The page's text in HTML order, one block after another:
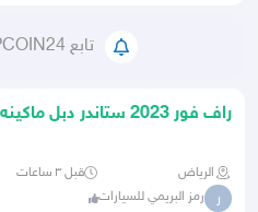
تابع 텔레@UPCOIN24
الرياض قبل ٣ ساعات
ر رمز البريمي للسيارات